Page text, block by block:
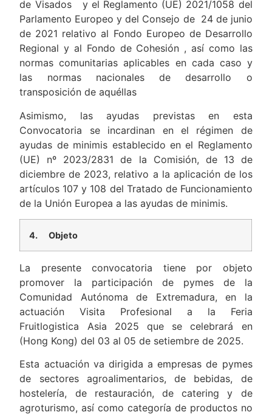
de Visados y el Reglamento (UE) 2021/1058 del
Parlamento Europeo y del Consejo de 24 de junio
de 2021 relativo al Fondo Europeo de Desarrollo
Regional y al Fondo de Cohesión , así como las
normas comunitarias aplicables en cada caso y
las normas nacionales de desarrollo o
transposición de aquéllas
Asimismo, las ayudas previstas en esta
Convocatoria se incardinan en el régimen de
ayudas de minimis establecido en el Reglamento
(UE) nº 2023/2831 de la Comisión, de 13 de
diciembre de 2023, relativo a la aplicación de los
artículos 107 y 108 del Tratado de Funcionamiento
de la Unión Europea a las ayudas de minimis.
4.Objeto
La presente convocatoria tiene por objeto
promover la participación de pymes de la
Comunidad Autónoma de Extremadura, en la
actuación Visita Profesional a la Feria
Fruitlogistica Asia 2025 que se celebrará en
(Hong Kong) del 03 al 05 de setiembre de 2025.
Esta actuación va dirigida a empresas de pymes
de sectores agroalimentarios, de bebidas, de
hostelería, de restauración, de catering y de
agroturismo, así como categoría de productos no